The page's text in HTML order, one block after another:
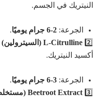
النيتريك في الجسم.
الجرعة: 2-6 جرام يوميًا
.
2️⃣ L-Citrulline (السيترولين)
أكسيد النيتريك.
الجرعة: 3-6 جرام يوميًا
.
3️⃣ Beetroot Extract (مستخلص الشمندر)